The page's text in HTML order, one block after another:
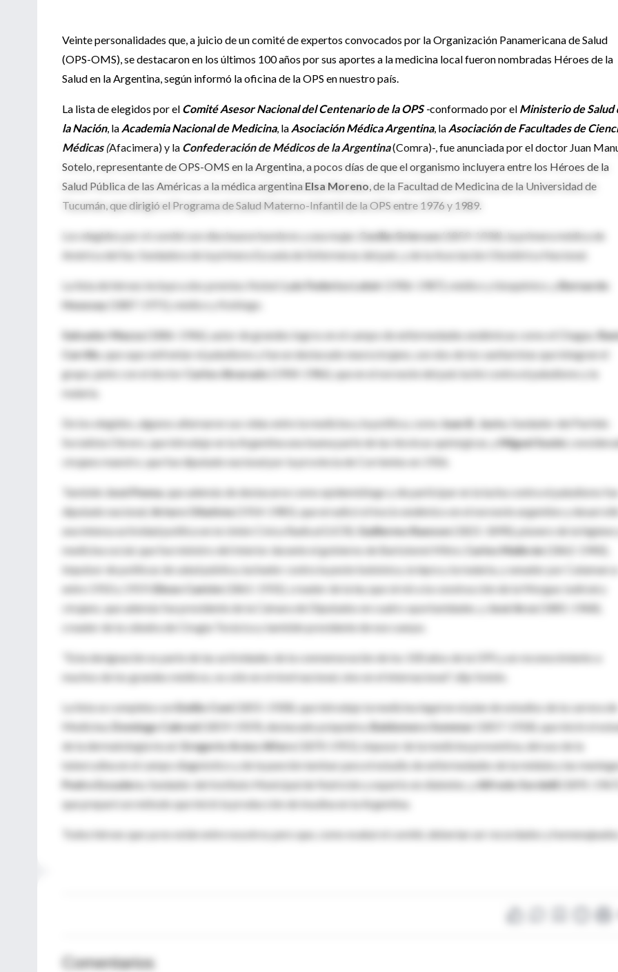
Veinte personalidades que, a juicio de un comité de expertos convocados por la Organización Panamericana de Salud
(OPS-OMS), se destacaron en los últimos 100 años por sus aportes a la medicina local fueron nombradas Héroes de la
Salud en la Argentina, según informó la oficina de la OPS en nuestro país.
La lista de elegidos por el Comité Asesor Nacional del Centenario de la OPS-conformado por el Ministerio de Salud
la Nación, la Academia Nacional de Medicina, la Asociación Médica Argentina, la Asociación de Facultades de
Médicas (Afacimera) y la Confederación de Médicos de la Argentina(Comra)-, fue anunciada por el doctor Juan
Sotelo, representante de OPS-OMS en la Argentina, a pocos días de que el organismo incluyera entre los Héroes de la
Salud Pública de las Américas a la médica argentina Elsa Moreno , de la Facultad de Medicina de la Universidad de
Tucumán, que dirigió el Programa de Salud Materno-Infantil de la OPS entre 1976 y 1989.
Los elegidos por el comité son diecinueve hombres y una mujer, Cecilia Grierson(1859-1934), la primera médica de
América del Sur, fundadora de la primera Escuela de Enfermeras del país, y de la Asociación Obstétrica Nacional.
La lista de héroes incluye a dos premios Nobel: Luis Federico Leloir (1906-1987), médico y bioquímico, yBernardo
Houssay
(1887-1971), médico y fisiólogo.
Salvador Mazza (1886-1946), autor de grandes logros en el campo de enfermedades endémicas como el Chagas;
Carrillo, que supo enfrentar el paludismo y fue un destacado neurocirujano, son dos de los sanitaristas que integran el
grupo, junto con el doctor
Carlos Alvarado
(1904-1986), que en el noroeste del país luchó contra el paludismo y la
malaria.
De los elegidos, algunos alternaron sus vidas entre la medicina y la política, como Juan B. Justo , fundador del Partido
Socialista Obrero, que introdujo en la Argentina una buena parte de las técnicas quirúrgicas, yMiguel Susini,
cirujano maestro, que fue diputado nacional por la provincia de Corrientes en 1926.
También José Penna, que además de destacarse como epidemiólogo y de participar en la lucha contra el paludismo fue
diputado nacional; Arturo Oñativia (1914-1985), que erradicó el bocio endémico en el noroeste argentino y desarrolló
una intensa actividad política en la Unión Cívica Radical (UCR);
Guillermo Rawson (1821-1890), pionero de la higiene
medicina social, que fue ministro del Interior durante el gobierno de Bartolomé Mitre;
Carlos Malbrán
(1862-1940),
impulsor de políticas de salud pública, luchador contra la peste bubónica, la lepra y la malaria, y senador por Catamarca
entre 1910 y 1919.
Eliseo Cantón
(1861-1931), creador de la ley que sirvió a la construcción de la Morgue Judicial y
cirujano, que además fue presidente de la Cámara de Diputados en cuatro oportunidades, y
José Arce
(1881-1968),
creador de la cátedra de Cirugía Torácica y también presidente de ese cuerpo.
"Esta designación es parte de las actividades de la conmemoración de los 100 años de la OPS y un reconocimiento a
muchos de los grandes médicos, no sólo en el nivel nacional, sino en el internacional", dijo Sotelo.
La lista se completa conEmilio Coni (1855-1928), que introdujo la medicina legal en el plan de estudios de la carrera de
Medicina; Domingo Cabred (1859-1929), destacado psiquiatra;Baldomero Sommer
(1857-1918), que inició el
de la dermatología local;
Gregorio Aráoz Alfaro
(1870-1955), impusor de la medicina preventiva, del uso de la
tuberculina en el campo diagnóstico y de la punción lumbar para el estudio de enfermedades de la médula y las
Pedro Escudero , fundador del Instituto Municipal de Nutrición y experto en diabetes, yAlfredo Sordelli (1891-1967),
que preparó un método que inició la producción de insulina en la Argentina.
Todos héroes que ya no están entre nosotros pero que, como evaluó el comité, deberían ser recordados y homenajeados.
Comentarios